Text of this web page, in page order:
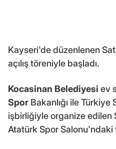
Kayseri'de düzenlenen
açılış töreniyle başladı.
Kocasinan Belediyesi ev
Spor Bakanlığı ile
işbirliğiyle organize edilen
Atatürk Spor Salonu'ndaki